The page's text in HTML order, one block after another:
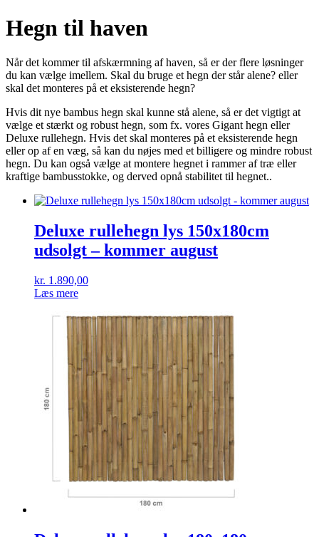
Hegn til haven
Når det kommer til afskærmning af haven, så er der flere løsninger
du kan vælge imellem. Skal du bruge et hegn der står alene? eller
skal det monteres på et eksisterende hegn?
Hvis dit nye bambus hegn skal kunne stå alene, så er det vigtigt at
vælge et stærkt og robust hegn, som fx. vores Gigant hegn eller
Deluxe rullehegn. Hvis det skal monteres på et eksisterende hegn
eller op af en væg, så kan du nøjes med et billigere og mindre robust
hegn. Du kan også vælge at montere hegnet i rammer af træ eller
kraftige bambusstokke, og derved opnå stabilitet til hegnet..
Deluxe rullehegn lys 150x180cm
udsolgt – kommer august
kr. 1.890,00
Læs mere